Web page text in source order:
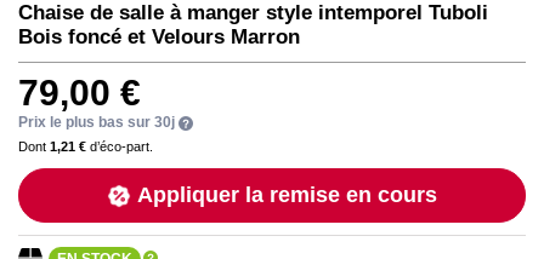
to
the
end
of
the
images
gallery
to
the
beginning
of
the
images
gallery
Chaise de salle à manger style intemporel Tuboli
Bois foncé et Velours Marron
79,00 €
Prix le plus bas sur 30j
Dont 1,21 € d’éco-part.
Appliquer la remise en cours